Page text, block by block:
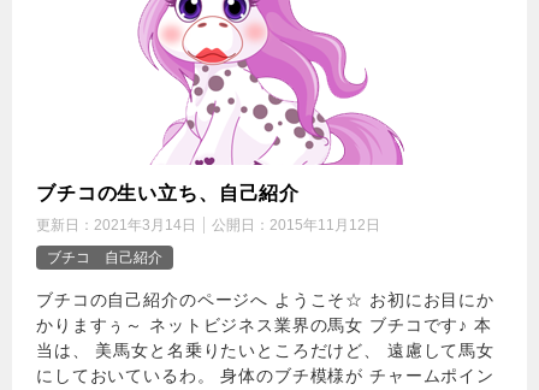
ブチコの生い立ち、自己紹介
更新日： 2021年3月14日 公開日： 2015年11月12日
ブチコ 自己紹介
ブチコの自己紹介のページへ ようこそ☆ お初にお目にか
かりますぅ～ ネットビジネス業界の馬女 ブチコです♪ 本
当は、 美馬女と名乗りたいところだけど、 遠慮して馬女
にしておいているわ。 身体のブチ模様が チャームポイン